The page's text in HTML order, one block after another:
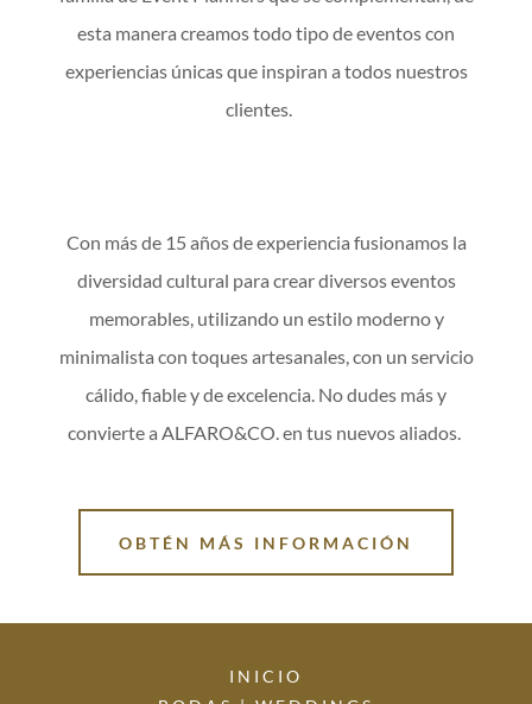
esta manera creamos todo tipo de eventos con
experiencias únicas que inspiran a todos nuestros
clientes.
Con más de 15 años de experiencia fusionamos la
diversidad cultural para crear diversos eventos
memorables, utilizando un estilo moderno y
minimalista con toques artesanales, con un servicio
cálido, fiable y de excelencia. No dudes más y
convierte a ALFARO&CO. en tus nuevos aliados.
OBTÉN MÁS INFORMACIÓN
INICIO